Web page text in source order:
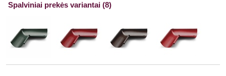
Spalviniai prekės variantai (8)